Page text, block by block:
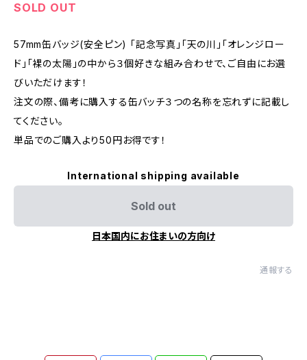
SOLD OUT
57mm缶バッジ(安全ピン) 「記念写真」「天の川」「オレンジロー
ド」「裸の太陽」の中から３個好きな組み合わせで、ご自由にお選
びいただけます！
注文の際、備考に購入する缶バッチ３つの名称を忘れずに記載し
てください。
単品でのご購入より50円お得です！
International shipping available
Sold out
日本国内にお住まいの方向け
通報する